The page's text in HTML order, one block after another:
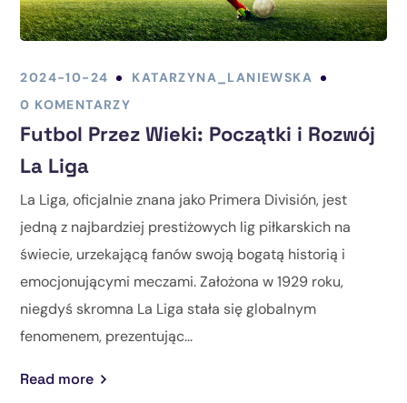
2024-10-24
KATARZYNA_LANIEWSKA
0 KOMENTARZY
Futbol Przez Wieki: Początki i Rozwój
La Liga
La Liga, oficjalnie znana jako Primera División, jest
jedną z najbardziej prestiżowych lig piłkarskich na
świecie, urzekającą fanów swoją bogatą historią i
emocjonującymi meczami. Założona w 1929 roku,
niegdyś skromna La Liga stała się globalnym
fenomenem, prezentując...
Read more